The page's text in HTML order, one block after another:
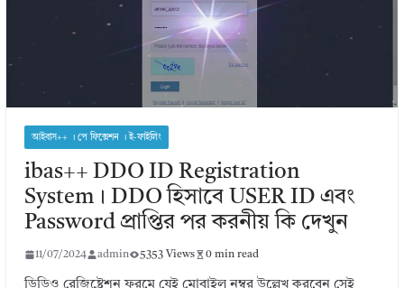
আইবাস++ । পে ফিক্সেশন । ই-ফাইলিং
ibas++ DDO ID Registration
System। DDO হিসাবে USER ID এবং
Password প্রাপ্তির পর করনীয় কি দেখুন
11/07/2024 admin 5353 Views 0 min read
ডিডিও রেজিষ্ট্রেশন ফরমে যেই মোবাইল নম্বর উল্লেখ করবেন সেই